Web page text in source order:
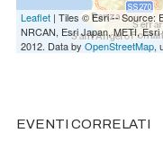
Leaflet | Tiles © Esri -- Source:
NRCAN, Esri Japan, METI,
2012. Data by OpenStreetMap,
EVENTI CORRELATI